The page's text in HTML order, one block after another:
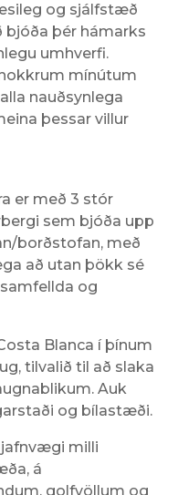
og sjálfstæð
bjóða þér hámarks
umhverfi.
mínútum
nauðsynlega
þessar villur
er með 3 stór
sem bjóða upp
borðstofan, með
að utan þökk sé
og
Blanca í þínum
tilvalið til að slaka
Auk
og bílastæði.
jafnvægi milli
á
golfvöllum og